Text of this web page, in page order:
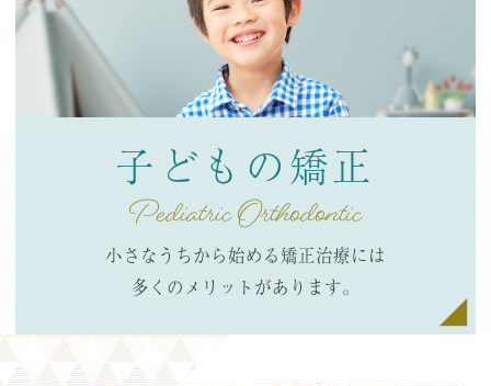
子どもの矯正
Pediatric Orthodontic
小さなうちから始める矯正治療には
多くのメリットがあります。